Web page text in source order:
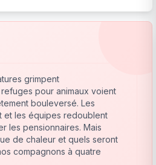
grimpent
pour animaux voient
bouleversé. Les
et les équipes redoublent
les pensionnaires. Mais
de chaleur et quels seront
compagnons à quatre